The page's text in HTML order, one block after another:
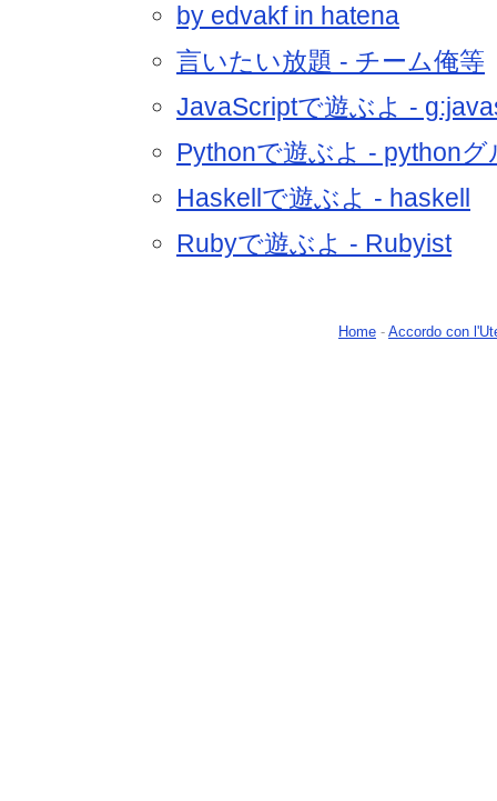
by edvakf in hatena
言いたい放題 - チーム俺等
JavaScriptで遊ぶよ -
Pythonで遊ぶよ - pythonグ
Haskellで遊ぶよ - haskell
Rubyで遊ぶよ - Rubyist
Home - Accordo con